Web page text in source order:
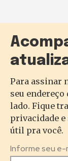
Para assinar
seu
lado. Fique
privacidade
útil pra você.
Informe seu e-